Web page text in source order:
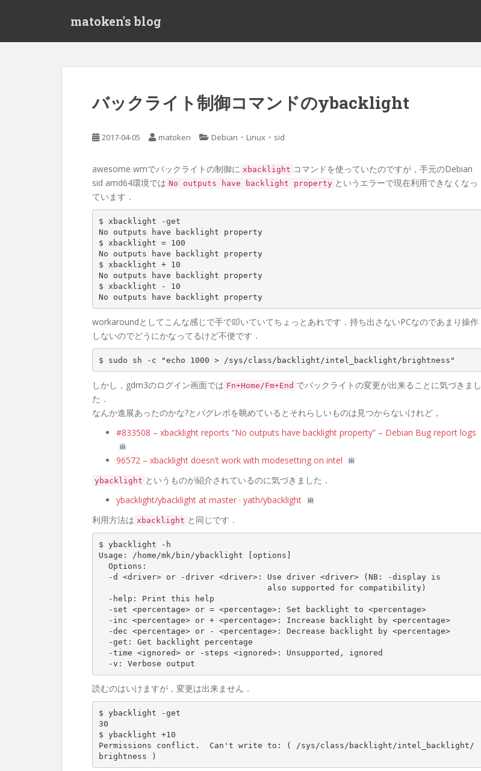
matoken's blog
バックライト制御コマンドのybacklight
2017-04-05 matoken Debian ・ Linux ・ sid
awesome wmでバックライトの制御に xbacklight コマンドを使っていたのですが，手元のDebian
sid amd64環境では No outputs have backlight property というエラーで現在利用できなくなっ
ています．
$ xbacklight -get
No outputs have backlight property
$ xbacklight =
100
No outputs have backlight property
$ xbacklight + 10
No outputs have backlight property
$ xbacklight - 10
No outputs have backlight property
workaroundとしてこんな感じで手で叩いていてちょっとあれです．持ち出さないPCなのであまり操作
しないのでどうにかなってるけど不便です．
$ sudo sh -c "echo 1000 > /sys/class/backlight/intel_backlight/brightness"
しかし，gdm3のログイン画面では Fn+Home/Fm+End でバックライトの変更が出来ることに気づきまし
た．
なんか進展あったのかな?とバグレポを眺めているとそれらしいものは見つからないけれど，
#833508 – xbacklight reports “No outputs have backlight property” – Debian Bug report logs
96572 – xbacklight doesn’t work with modesetting on intel
ybacklight というものが紹介されているのに気づきました．
ybacklight/ybacklight at master · yath/ybacklight
利用方法は xbacklight と同じです．
$ ybacklight -h
Usage: /home/mk/bin/ybacklight
[ options ]
  -d <driver> or -driver <driver>: Use driver <driver>
(NB: -display is
                                   also supported
for compatibility)
  -help: Print this
help
  -set <percentage>
or = <percentage>: Set backlight to <percentage>
読むのはいけますが，変更は出来ません．
30
$ ybacklight +10
Permissions conflict.  Can ' t write to: ( /sys/class/backlight/intel_backlight/
brightness
)